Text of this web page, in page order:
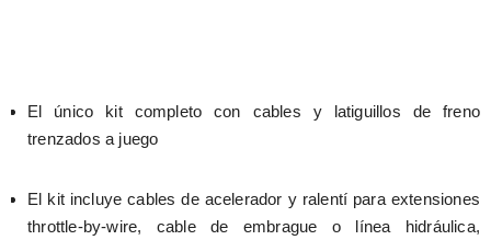
El único kit completo con cables y latiguillos de freno
trenzados a juego
El kit incluye cables de acelerador y ralentí para extensiones
throttle-by-wire, cable de embrague o línea hidráulica,